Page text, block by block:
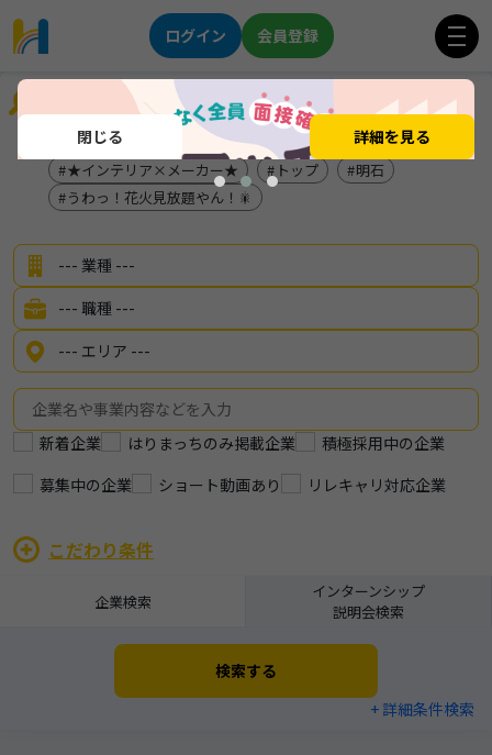
ログイン 会員登録
企業を探す
地元で長く働きたい方！！
サービス
★インテリア×メーカー★
トップ
明石
うわっ！花火見放題やん！🎇
新着企業 はりまっちのみ掲載企業
積極採用中の企業
募集中の企業
ショート動画あり リレキャリ対応企業
こだわり条件
企業検索
インターンシップ
説明会検索
検索する
+ 詳細条件検索
閉じる 詳細を見る